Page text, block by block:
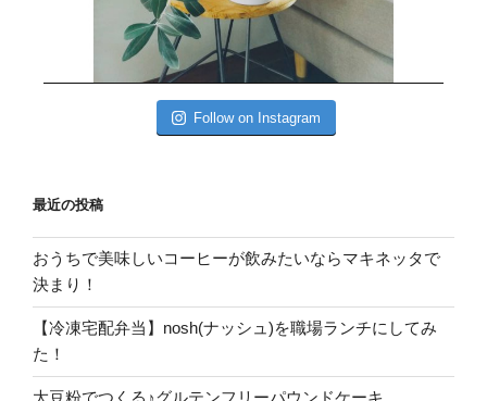
Follow on Instagram
最近の投稿
おうちで美味しいコーヒーが飲みたいならマキネッタで
決まり！
【冷凍宅配弁当】nosh(ナッシュ)を職場ランチにしてみ
た！